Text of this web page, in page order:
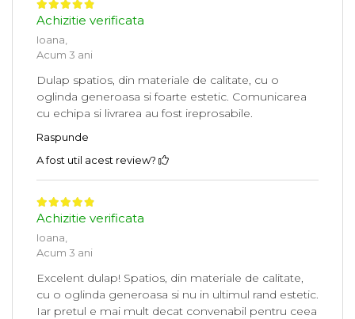
Achizitie verificata
Ioana,
Acum 3 ani
Dulap spatios, din materiale de calitate, cu o
oglinda generoasa si foarte estetic. Comunicarea
cu echipa si livrarea au fost ireprosabile.
Raspunde
A fost util acest review?
Achizitie verificata
Ioana,
Acum 3 ani
Excelent dulap! Spatios, din materiale de calitate,
cu o oglinda generoasa si nu in ultimul rand estetic.
Iar pretul e mai mult decat convenabil pentru ceea